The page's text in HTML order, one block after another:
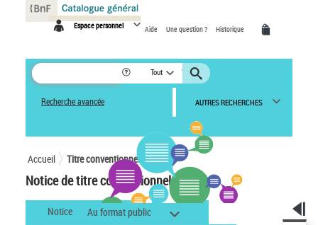
Espace personnel Aide Une question ? Historique
Tout
Recherche avancée AUTRES RECHERCHES
Accueil Titre conventionnel
Notice de titre conventionnel
Notice Au format public
Panneau de gestion des cookies